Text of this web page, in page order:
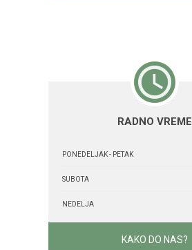
RADNO VREME
PONEDELJAK - PETAK
SUBOTA
NEDELJA
KAKO DO NAS?